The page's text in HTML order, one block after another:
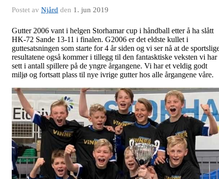
Postet av Njård den 1. jun 2019
Gutter 2006 vant i helgen Storhamar cup i håndball etter å ha slått
HK-72 Sande 13-11 i finalen. G2006 er det eldste kullet i
guttesatsningen som starte for 4 år siden og vi ser nå at de
resultatene også kommer i tillegg til den fantasktiske veksten vi har
sett i antall spillere på de yngre årgangene. Vi har et veldig godt
miljø og fortsatt plass til nye ivrige gutter hos alle årgangene våre.